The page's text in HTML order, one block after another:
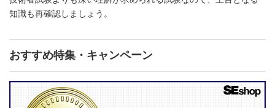
知識も再確認しましょう。
おすすめ特集・キャンペーン